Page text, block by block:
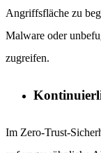
Angriffsfläche zu
Malware oder
zugreifen.
Im Zero-Trust-